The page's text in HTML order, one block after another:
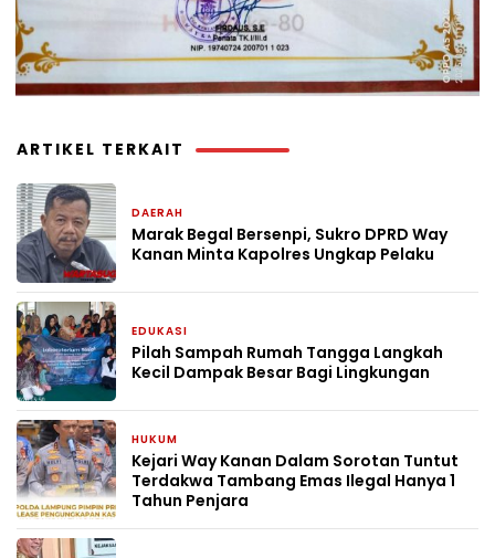
ARTIKEL TERKAIT
DAERAH
Marak Begal Bersenpi, Sukro DPRD Way
Kanan Minta Kapolres Ungkap Pelaku
EDUKASI
Pilah Sampah Rumah Tangga Langkah
Kecil Dampak Besar Bagi Lingkungan
HUKUM
Kejari Way Kanan Dalam Sorotan Tuntut
Terdakwa Tambang Emas Ilegal Hanya 1
Tahun Penjara